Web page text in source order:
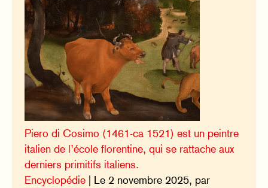
Piero di Cosimo (1461-ca 1521) est un peintre
italien de l’école florentine, qui se rattache aux
derniers primitifs italiens.
Encyclopédie | Le 2 novembre 2025, par